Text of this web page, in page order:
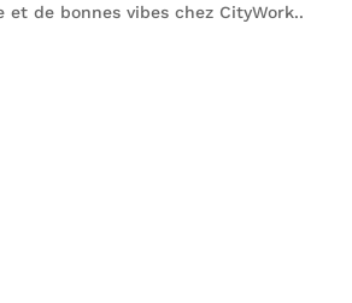
et de bonnes vibes chez CityWork..